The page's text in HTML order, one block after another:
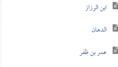
ابن الرزاز
الدهان
عمر بن ظفر